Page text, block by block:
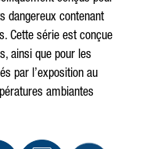
dangereux contenant
Cette série est conçue
ainsi que pour les
par l’exposition au
ambiantes